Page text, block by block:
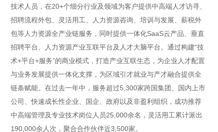
技术人员，在20+个细分行业及领域为客户提供中高端人才访寻、
招聘流程外包、灵活用工、人力资源咨询、培训与发展、薪税外
包等人力资源全产业链服务，同时提供一体化SaaS云产品、垂直
招聘平台、人力资源产业互联平台及人才大脑平台。通过构建“技
术+平台+服务”的商业模式，打造产业互联生态，为企业人才配置
与业务发展提供一体化支撑，为区域引才就业与产才融合提供全
链条赋能。在过去一年中，服务超过5,300家跨国集团、国内上市
公司、快速成长性企业、国企、政府以及非盈利组织，成功推荐
中高端管理及专业技术岗位人员25,000余名，灵活用工累计派出
190,000余人次，聚合合作伙伴近3,500家。